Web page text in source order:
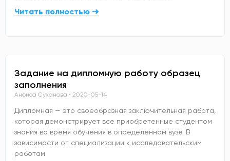
Читать полностью ➜
Задание на дипломную работу образец
заполнения
Анфиса Суханова 2020-05-14
Дипломная — это своеобразная заключительная работа,
которая демонстрирует все приобретенные студентом
знания во время обучения в определенном вузе. В
зависимости от специализации к исследовательским
работам